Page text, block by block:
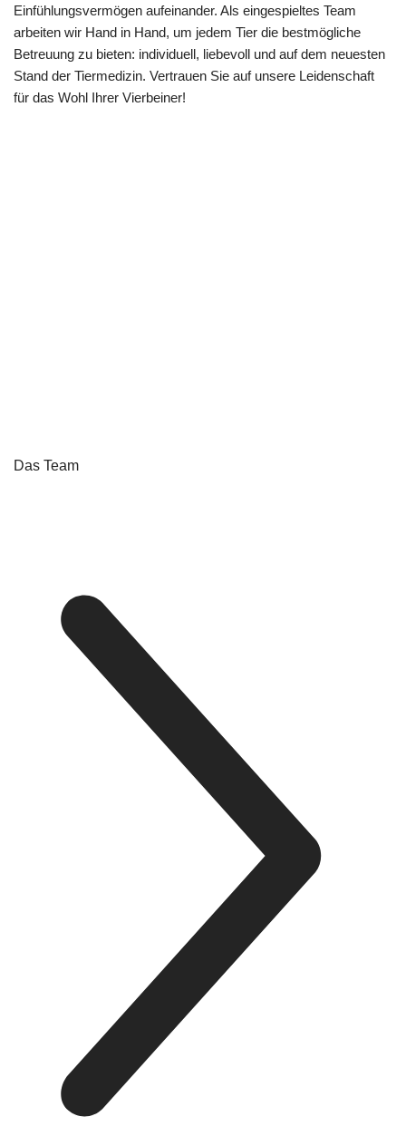
Einfühlungsvermögen aufeinander. Als eingespieltes Team
arbeiten wir Hand in Hand, um jedem Tier die bestmögliche
Betreuung zu bieten: individuell, liebevoll und auf dem neuesten
Stand der Tiermedizin. Vertrauen Sie auf unsere Leidenschaft
für das Wohl Ihrer Vierbeiner!
Das Team